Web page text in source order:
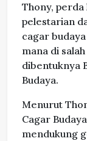
Thony,
pelestarian
cagar
mana di
dibentuknya
Budaya.
Menurut
Cagar
mendukung